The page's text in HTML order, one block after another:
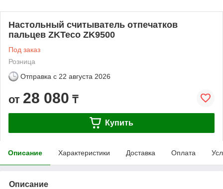
Настольный считыватель отпечатков
пальцев ZKTeco ZK9500
Под заказ
Розница
Отправка с 22 августа 2026
от 28 080 ₸
Купить
Описание Характеристики Доставка Оплата
Описание